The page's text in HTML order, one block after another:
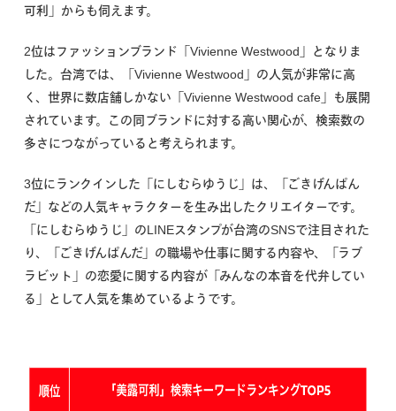
可利」からも伺えます。
2位はファッションブランド「Vivienne Westwood」となりま
した。台湾では、「Vivienne Westwood」の人気が非常に高
く、世界に数店舗しかない「Vivienne Westwood cafe」も展開
されています。この同ブランドに対する高い関心が、検索数の
多さにつながっていると考えられます。
3位にランクインした「にしむらゆうじ」は、「ごきげんぱん
だ」などの人気キャラクターを生み出したクリエイターです。
「にしむらゆうじ」のLINEスタンプが台湾のSNSで注目された
り、「ごきげんぱんだ」の職場や仕事に関する内容や、「ラブ
ラビット」の恋愛に関する内容が「みんなの本音を代弁してい
る」として人気を集めているようです。